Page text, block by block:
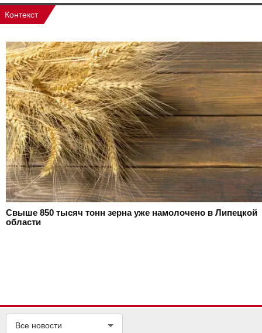
Контекст
Свыше 850 тысяч тонн зерна уже намолочено в Липецкой
области
Все новости